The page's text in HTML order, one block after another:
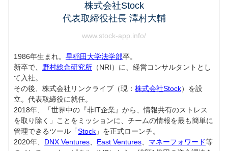
株式会社Stock
代表取締役社長 澤村大輔
www.stock-app.info/
1986年生まれ。 早稲田大学法学部卒。
新卒で、 野村総合研究所 （NRI）に、経営コンサルタントとし
て入社。
その後、株式会社リンクライブ（現： 株式会社Stock）を設
立。代表取締役に就任。
2018年、「世界中の『非IT企業』から、情報共有のストレス
を取り除く」ことをミッションに、チームの情報を最も簡単に
管理できるツール「Stock 」を正式ローンチ。
2020年、 DNX Ventures、 East Ventures、 マネーフォワード等